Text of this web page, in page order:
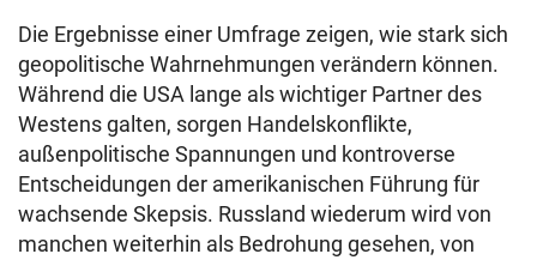
Die Ergebnisse einer Umfrage zeigen, wie stark sich
geopolitische Wahrnehmungen verändern können.
Während die USA lange als wichtiger Partner des
Westens galten, sorgen Handelskonflikte,
außenpolitische Spannungen und kontroverse
Entscheidungen der amerikanischen Führung für
wachsende Skepsis. Russland wiederum wird von
manchen weiterhin als Bedrohung gesehen, von